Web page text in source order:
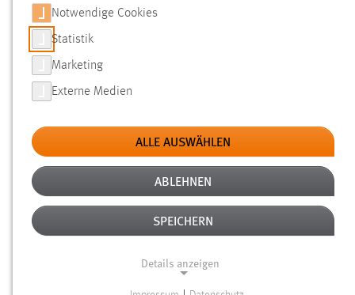
SUCHE
FILTER
Typ
Erstellungsdatum
Alter
Notwendige Cookies
Statistik
Marketing
Externe Medien
ALLE AUSWÄHLEN
ABLEHNEN
SPEICHERN
Details anzeigen